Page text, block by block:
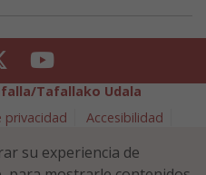
Twitter Youtube
Tafallako Udala
privacidad
Accesibilidad
de la Información
su experiencia de